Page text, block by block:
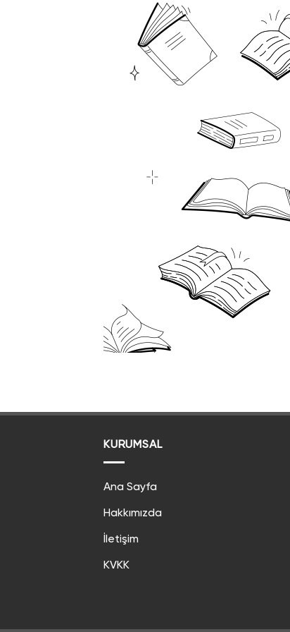
KURUMSAL
Ana Sayfa
Hakkımızda
İletişim
KVKK